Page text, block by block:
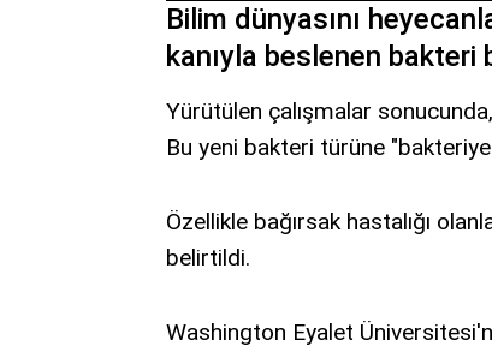
Bilim dünyasını
kanıyla beslenen bakteri
Yürütülen çalışmalar
Bu yeni bakteri türüne
Özellikle bağırsak hastalığı
belirtildi.
Washington Eyalet